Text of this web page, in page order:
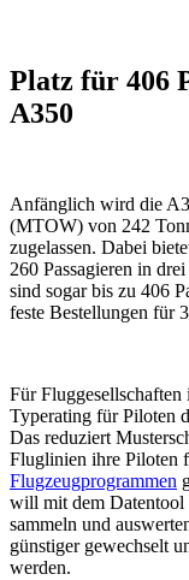
Platz für 406
A350
Anfänglich wird die
(MTOW) von 242
zugelassen. Dabei
260 Passagieren in
sind sogar bis zu 406
feste Bestellungen für
Für Fluggesellschaften
Typerating für Piloten
Das reduziert
Fluglinien ihre Piloten
Flugzeugprogrammen
will mit dem Datentool
sammeln und
günstiger gewechselt
werden.